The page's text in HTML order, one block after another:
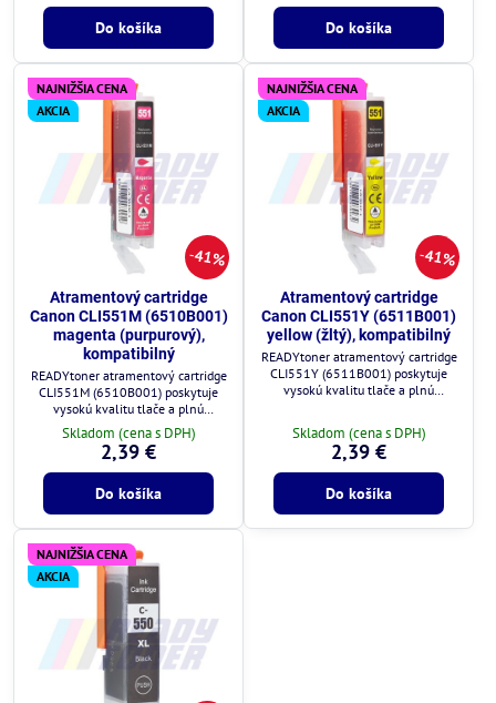
Do košíka Do košíka
41%
NAJNIŽŠIA CENA
AKCIA
Atramentový cartridge
Canon CLI551M (6510B001)
magenta (purpurový),
kompatibilný
READYtoner atramentový cartridge
CLI551M (6510B001) poskytuje
vysokú kvalitu tlače a plnú
kompatibilitu s tlačiarňami Canon.
Skladom (cena s DPH)
2,39 €
Do košíka
41%
NAJNIŽŠIA CENA
AKCIA
Atramentový cartridge
Canon CLI551Y (6511B001)
yellow (žltý), kompatibilný
READYtoner atramentový cartridge
CLI551Y (6511B001) poskytuje
vysokú kvalitu tlače a plnú
Skladom (cena s DPH)
2,39 €
Do košíka
NAJNIŽŠIA CENA
AKCIA